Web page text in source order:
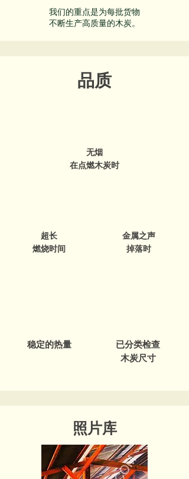
我们的重点是为每批货物
不断生产高质量的木炭。
品质
无烟
在点燃木炭时
超长
燃烧时间
金属之声
掉落时
稳定的热量
已分类检查
木炭尺寸
照片库